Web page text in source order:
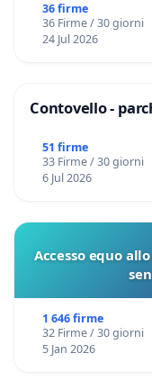
36 firme
36 Firme / 30 giorni
24 Jul 2026
Contovello -
51 firme
33 Firme / 30 giorni
6 Jul 2026
Accesso equo
1 646 firme
32 Firme / 30 giorni
5 Jan 2026